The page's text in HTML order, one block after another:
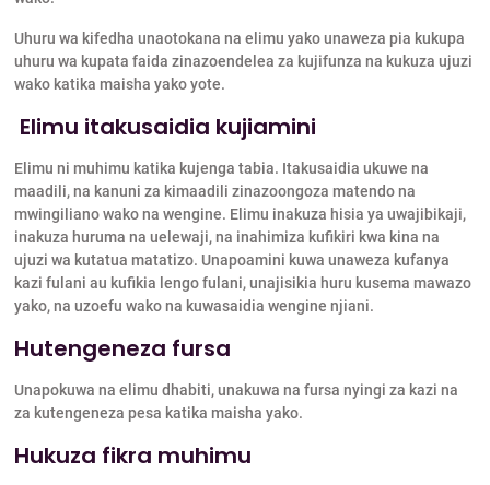
Uhuru wa kifedha unaotokana na elimu yako unaweza pia kukupa
uhuru wa kupata faida zinazoendelea za kujifunza na kukuza ujuzi
wako katika maisha yako yote.
Elimu itakusaidia kujiamini
Elimu ni muhimu katika kujenga tabia. Itakusaidia ukuwe na
maadili, na kanuni za kimaadili zinazoongoza matendo na
mwingiliano wako na wengine. Elimu inakuza hisia ya uwajibikaji,
inakuza huruma na uelewaji, na inahimiza kufikiri kwa kina na
ujuzi wa kutatua matatizo. Unapoamini kuwa unaweza kufanya
kazi fulani au kufikia lengo fulani, unajisikia huru kusema mawazo
yako, na uzoefu wako na kuwasaidia wengine njiani.
Hutengeneza fursa
Unapokuwa na elimu dhabiti, unakuwa na fursa nyingi za kazi na
za kutengeneza pesa katika maisha yako.
Hukuza fikra muhimu